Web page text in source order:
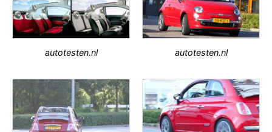
autotesten.nl autotesten.nl